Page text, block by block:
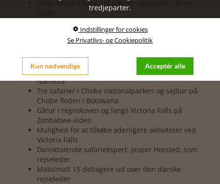
Safarikørsel i åbne safaribiler og sejlads i åbne
berømte dyr
Gåtur til Victoria Falls og sejltur på Zambezi floden
Gåtur ved og to sejlture på Zambezi floden i
Namibia
Tre safarier i Chobe nationalparken og sejltur på
Chobe floden i Botswana
Gåtur i regnskoven og langs Victoria Falls på
Zimbabwe-siden
Mulighed for at tilkøbe yderligere aktiviteter ved
Victoria Falls
Dansktalende safariekspert, Jesper Horsted, som
rejseleder
Maksimalt 15 deltagere ud over den danske
rejseleder
tredjeparter.
Indstillinger for cookies
Se Privatlivs- og Cookiepolitik
Kun nødvendige Acceptér alle